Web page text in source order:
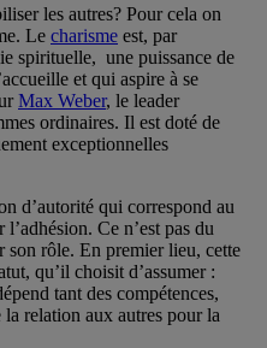
les autres? Pour cela on
Le charisme est, par
spirituelle, une puissance de
et qui aspire à se
Max Weber, le leader
ordinaires. Il est doté de
exceptionnelles
d’autorité qui correspond au
Ce n’est pas du
son rôle. En premier lieu, cette
qu’il choisit d’assumer :
tant des compétences,
relation aux autres pour la